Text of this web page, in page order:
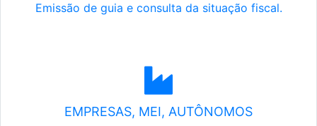
Emissão de guia e consulta da situação fiscal.
EMPRESAS, MEI, AUTÔNOMOS